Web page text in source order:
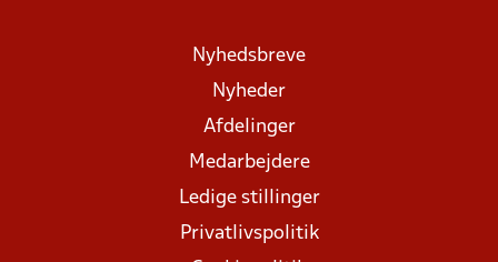
Nyhedsbreve
Nyheder
Afdelinger
Medarbejdere
Ledige stillinger
Privatlivspolitik